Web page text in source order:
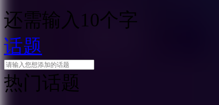
还需输入10个字
话题
热门话题